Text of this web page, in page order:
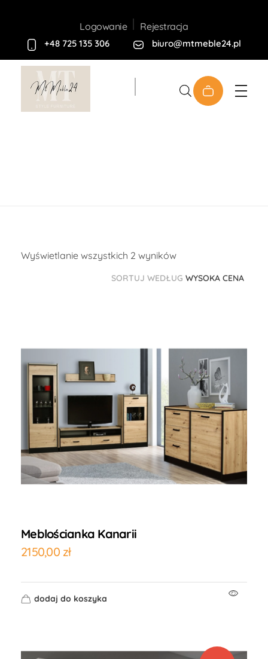
Logowanie Rejestracja
+48 725 135 306 biuro@mtmeble24.pl
Wyświetlanie wszystkich 2 wyników
SORTUJ WEDŁUG WYSOKA CENA
Meblościanka Kanarii
2150,00 zł
dodaj do koszyka